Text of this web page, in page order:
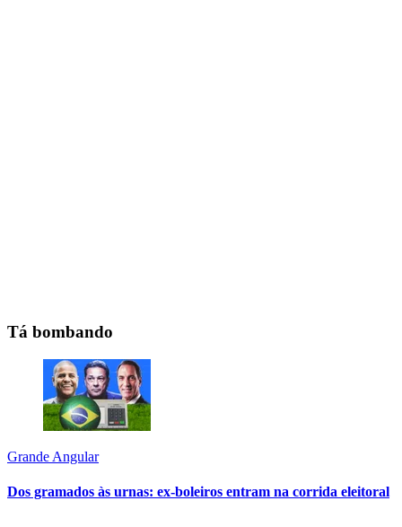
Tá bombando
Grande Angular
Dos gramados às urnas: ex-boleiros entram na corrida eleitoral